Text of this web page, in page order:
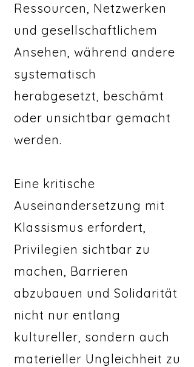
Ressourcen, Netzwerken
und gesellschaftlichem
Ansehen, während andere
systematisch
herabgesetzt, beschämt
oder unsichtbar gemacht
werden.
Eine kritische
Auseinandersetzung mit
Klassismus erfordert,
Privilegien sichtbar zu
machen, Barrieren
abzubauen und Solidarität
nicht nur entlang
kultureller, sondern auch
materieller Ungleichheit zu